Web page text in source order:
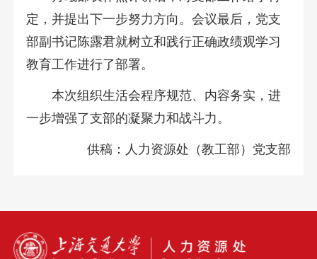
定，并提出下一步努力方向。会议最后，党支
部副书记陈露君就树立和践行正确政绩观学习
教育工作进行了部署。
本次组织生活会程序规范、内容务实，进
一步增强了支部的凝聚力和战斗力。
供稿：人力资源处（教工部）党支部